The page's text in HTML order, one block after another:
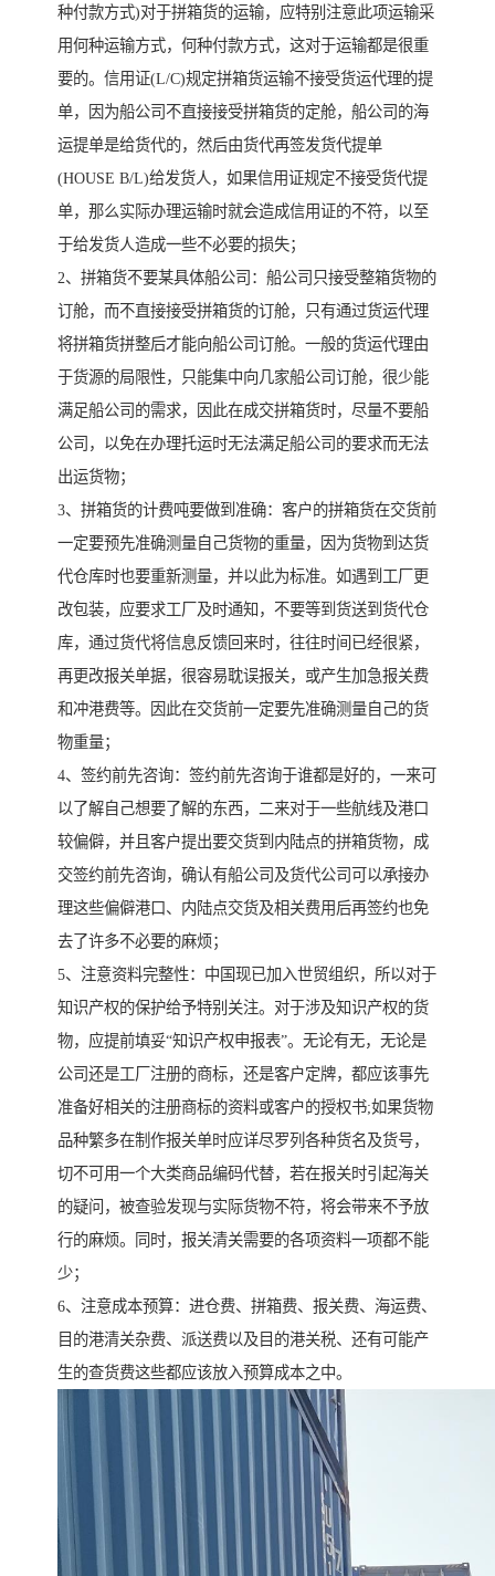
种付款方式)对于拼箱货的运输，应特别注意此项运输采
用何种运输方式，何种付款方式，这对于运输都是很重
要的。信用证(L/C)规定拼箱货运输不接受货运代理的提
单，因为船公司不直接接受拼箱货的定舱，船公司的海
运提单是给货代的，然后由货代再签发货代提单
(HOUSE B/L)给发货人，如果信用证规定不接受货代提
单，那么实际办理运输时就会造成信用证的不符，以至
于给发货人造成一些不必要的损失；
2、拼箱货不要某具体船公司：船公司只接受整箱货物的
订舱，而不直接接受拼箱货的订舱，只有通过货运代理
将拼箱货拼整后才能向船公司订舱。一般的货运代理由
于货源的局限性，只能集中向几家船公司订舱，很少能
满足船公司的需求，因此在成交拼箱货时，尽量不要船
公司，以免在办理托运时无法满足船公司的要求而无法
出运货物；
3、拼箱货的计费吨要做到准确：客户的拼箱货在交货前
一定要预先准确测量自己货物的重量，因为货物到达货
代仓库时也要重新测量，并以此为标准。如遇到工厂更
改包装，应要求工厂及时通知，不要等到货送到货代仓
库，通过货代将信息反馈回来时，往往时间已经很紧，
再更改报关单据，很容易耽误报关，或产生加急报关费
和冲港费等。因此在交货前一定要先准确测量自己的货
物重量；
4、签约前先咨询：签约前先咨询于谁都是好的，一来可
以了解自己想要了解的东西，二来对于一些航线及港口
较偏僻，并且客户提出要交货到内陆点的拼箱货物，成
交签约前先咨询，确认有船公司及货代公司可以承接办
理这些偏僻港口、内陆点交货及相关费用后再签约也免
去了许多不必要的麻烦；
5、注意资料完整性：中国现已加入世贸组织，所以对于
知识产权的保护给予特别关注。对于涉及知识产权的货
物，应提前填妥“知识产权申报表”。无论有无，无论是
公司还是工厂注册的商标，还是客户定牌，都应该事先
准备好相关的注册商标的资料或客户的授权书;如果货物
品种繁多在制作报关单时应详尽罗列各种货名及货号，
切不可用一个大类商品编码代替，若在报关时引起海关
的疑问，被查验发现与实际货物不符，将会带来不予放
行的麻烦。同时，报关清关需要的各项资料一项都不能
少；
6、注意成本预算：进仓费、拼箱费、报关费、海运费、
目的港清关杂费、派送费以及目的港关税、还有可能产
生的查货费这些都应该放入预算成本之中。